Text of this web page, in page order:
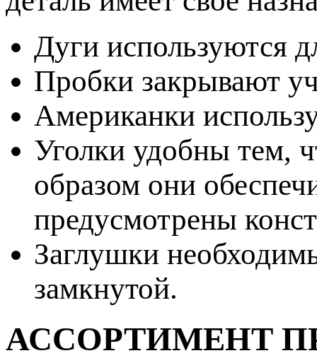
Дуги используются
Пробки закрывают
Американки
Уголки удобны тем,
образом они
предусмотрены
Заглушки
замкнутой.
АССОРТИМЕНТ